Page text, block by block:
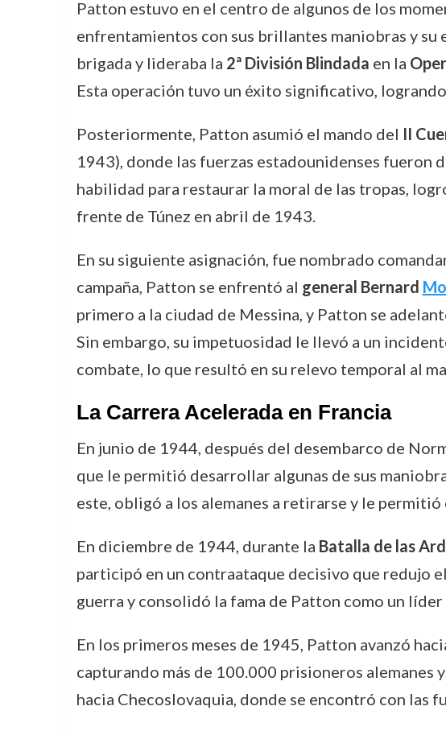
Patton estuvo en el centro de algunos de los
enfrentamientos con sus brillantes maniobras y
brigada y lideraba la 2ª División Blindada en la
Esta operación tuvo un éxito significativo,
Posteriormente, Patton asumió el mando del II
1943), donde las fuerzas estadounidenses fueron
habilidad para restaurar la moral de las tropas,
frente de Túnez en abril de 1943.
En su siguiente asignación, fue nombrado
campaña, Patton se enfrentó al general Bernard
primero a la ciudad de Messina, y Patton se
Sin embargo, su impetuosidad le llevó a un
combate, lo que resultó en su relevo temporal al
La Carrera Acelerada en Francia
En junio de 1944, después del desembarco de
que le permitió desarrollar algunas de sus
este, obligó a los alemanes a retirarse y le
En diciembre de 1944, durante la Batalla de las
participó en un contraataque decisivo que redujo
guerra y consolidó la fama de Patton como un
En los primeros meses de 1945, Patton avanzó
capturando más de 100.000 prisioneros
hacia Checoslovaquia, donde se encontró con las